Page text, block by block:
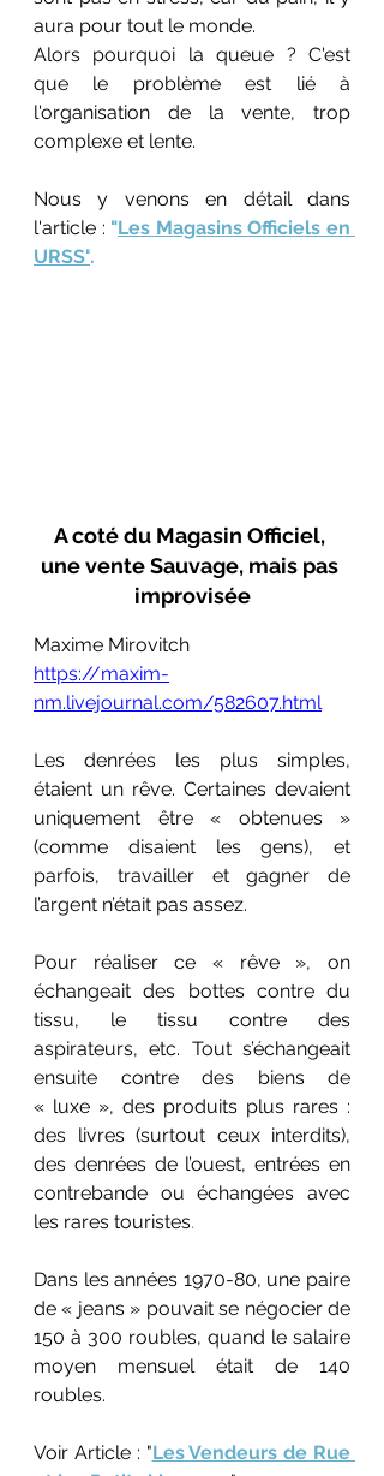
aura pour tout le monde.
Alors pourquoi la queue ? C'est
que le problème est lié à
l'organisation de la vente, trop
complexe et lente.
Nous y venons en détail dans
l'article : "Les Magasins Officiels en
URSS".
A coté du Magasin Officiel,
une vente Sauvage, mais pas
improvisée
Maxime Mirovitch
https://maxim-
nm.livejournal.com/582607.html
Les denrées les plus simples,
étaient un rêve. Certaines devaient
uniquement être « obtenues »
(comme disaient les gens), et
parfois, travailler et gagner de
l’argent n’était pas assez.
Pour réaliser ce « rêve », on
échangeait des bottes contre du
tissu, le tissu contre des
aspirateurs, etc. Tout s’échangeait
ensuite contre des biens de
« luxe », des produits plus rares :
des livres (surtout ceux interdits),
des denrées de l’ouest, entrées en
contrebande ou échangées avec
les rares touristes.
Dans les années 1970-80, une paire
de « jeans » pouvait se négocier de
150 à 300 roubles, quand le salaire
moyen mensuel était de 140
roubles.
Voir Article : "Les Vendeurs de Rue